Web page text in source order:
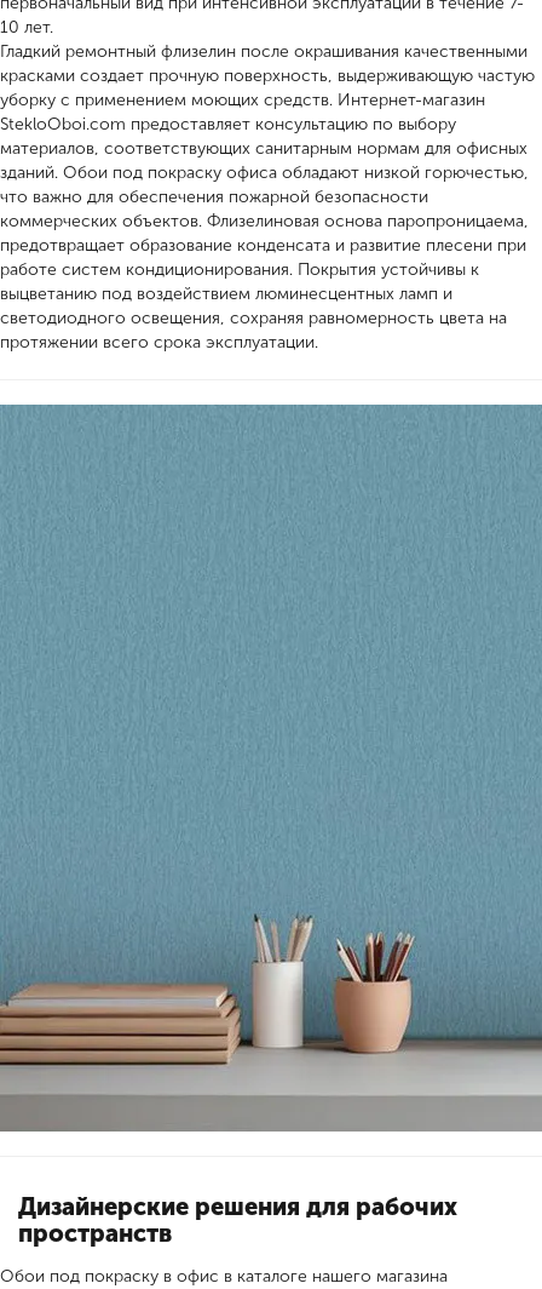
10 лет.
Гладкий ремонтный флизелин после окрашивания качественными
красками создает прочную поверхность, выдерживающую частую
уборку с применением моющих средств. Интернет-магазин
StekloOboi.com предоставляет консультацию по выбору
материалов, соответствующих санитарным нормам для офисных
зданий. Обои под покраску офиса обладают низкой горючестью,
что важно для обеспечения пожарной безопасности
коммерческих объектов. Флизелиновая основа паропроницаема,
предотвращает образование конденсата и развитие плесени при
работе систем кондиционирования. Покрытия устойчивы к
выцветанию под воздействием люминесцентных ламп и
светодиодного освещения, сохраняя равномерность цвета на
протяжении всего срока эксплуатации.
Дизайнерские решения для рабочих
пространств
Обои под покраску в офис в каталоге нашего магазина